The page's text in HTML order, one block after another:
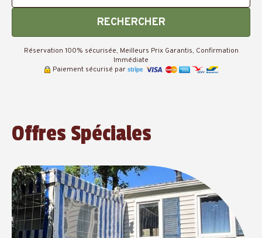
RECHERCHER
Réservation 100% sécurisée, Meilleurs Prix Garantis, Confirmation
Immédiate
Paiement sécurisé par
Offres Spéciales